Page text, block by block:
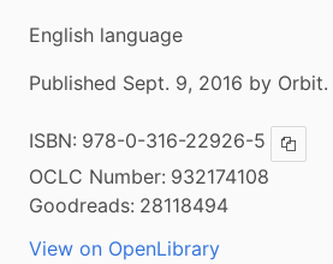
English language
Published Sept. 9, 2016 by Orbit.
ISBN: 978-0-316-22926-5 Copy
OCLC Number: 932174108
Goodreads: 28118494
View on OpenLibrary